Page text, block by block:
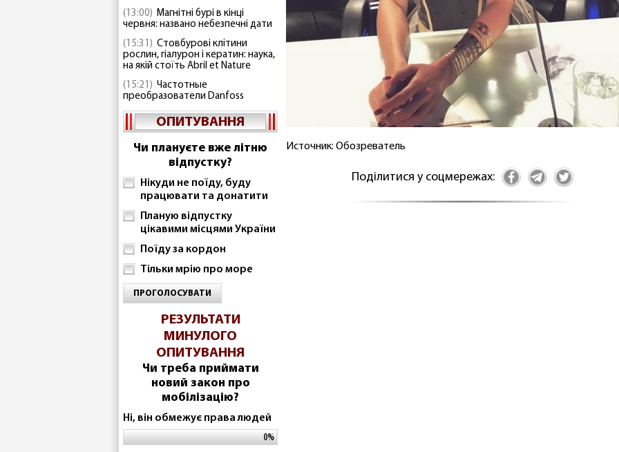
(13:00) Магнітні бурі в кінці
червня: названо небезпечні дати
(15:31) Стовбурові клітини
рослин, гіалурон і кератин: наука,
на якій стоїть Abril et Nature
(15:21) Частотные
преобразователи Danfoss
ОПИТУВАННЯ
Чи плануєте вже літню
відпустку?
Нікуди не поїду, буду
працювати та донатити
Планую відпустку
цікавими місцями України
Поїду за кордон
Тільки мрію про море
ПРОГОЛОСУВАТИ
РЕЗУЛЬТАТИ
МИНУЛОГО
ОПИТУВАННЯ
Чи треба приймати
новий закон про
мобілізацію?
Ні, він обмежує права людей
0%
Источник: Обозреватель
Поділитися у соцмережах: